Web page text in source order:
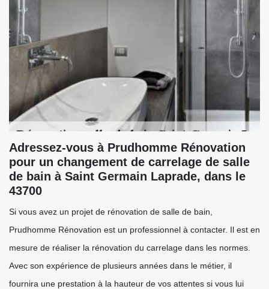
Adressez-vous à Prudhomme Rénovation
pour un changement de carrelage de salle
de bain à Saint Germain Laprade, dans le
43700
Si vous avez un projet de rénovation de salle de bain,
Prudhomme Rénovation est un professionnel à contacter. Il est en
mesure de réaliser la rénovation du carrelage dans les normes.
Avec son expérience de plusieurs années dans le métier, il
fournira une prestation à la hauteur de vos attentes si vous lui